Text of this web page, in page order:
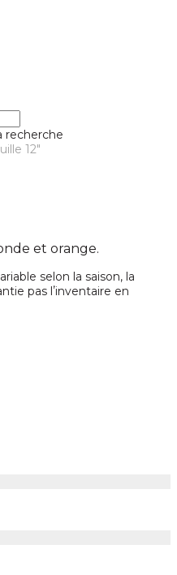
recherche
12″
et orange.
selon la saison, la
pas lʼinventaire en